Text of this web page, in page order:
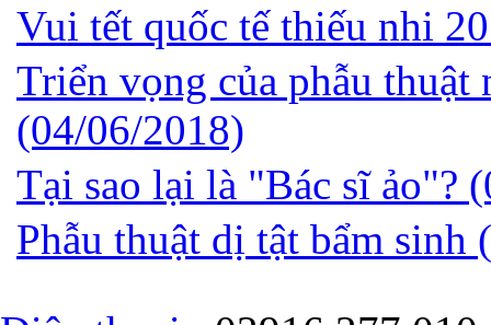
Vui tết quốc tế thiếu nhi
Triển vọng của phẫu thuật
(04/06/2018)
Tại sao lại là "Bác sĩ ảo"?
Phẫu thuật dị tật bẩm sinh